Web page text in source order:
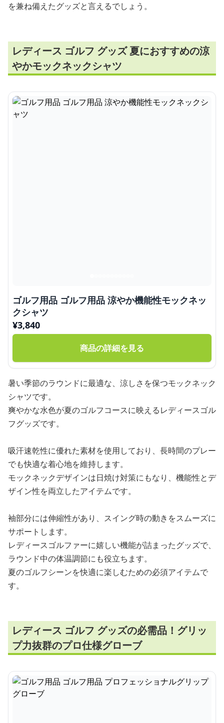
を兼ね備えたグッズと言えるでしょう。
レディース ゴルフ グッズ 夏におすすめの涼
やかモックネックシャツ
ゴルフ用品 ゴルフ用品 涼やか機能性モックネッ
クシャツ
¥3,840
商品の詳細を見る
暑い季節のラウンドに最適な、涼しさを保つモックネック
シャツです。
爽やかな水色が夏のゴルフコースに映えるレディースゴル
フグッズです。
吸汗速乾性に優れた素材を使用しており、長時間のプレー
でも快適な着心地を維持します。
モックネックデザインは日焼け対策にもなり、機能性とデ
ザイン性を両立したアイテムです。
袖部分には伸縮性があり、スイング時の動きをスムーズに
サポートします。
レディースゴルファーに嬉しい機能が詰まったグッズで、
ラウンド中の体温調節にも役立ちます。
夏のゴルフシーンを快適に楽しむための必須アイテムで
す。
レディース ゴルフ グッズの必需品！グリッ
プ力抜群のプロ仕様グローブ